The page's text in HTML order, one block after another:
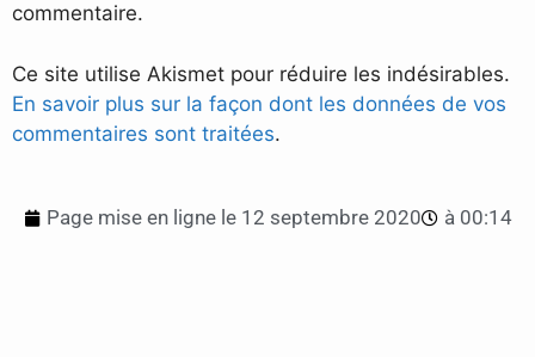
commentaire.
Ce site utilise Akismet pour réduire les indésirables.
En savoir plus sur la façon dont les données de vos
commentaires sont traitées.
Page mise en ligne le 12 septembre 2020 à 00:14